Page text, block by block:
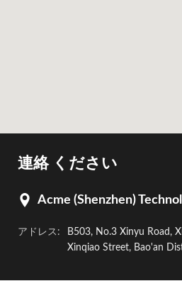
連絡 ください
Acme (Shenzhen)
アドレス:
B503, No.3 Xinyu Road,
Xinqiao Street, Bao'an